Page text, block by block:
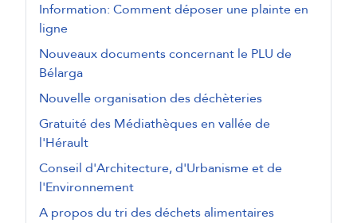
Information: Comment déposer une plainte en
ligne
Nouveaux documents concernant le PLU de
Bélarga
Nouvelle organisation des déchèteries
Gratuité des Médiathèques en vallée de
l'Hérault
Conseil d'Architecture, d'Urbanisme et de
l'Environnement
A propos du tri des déchets alimentaires